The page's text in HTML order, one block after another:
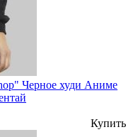
Черное худи Аниме
Купить